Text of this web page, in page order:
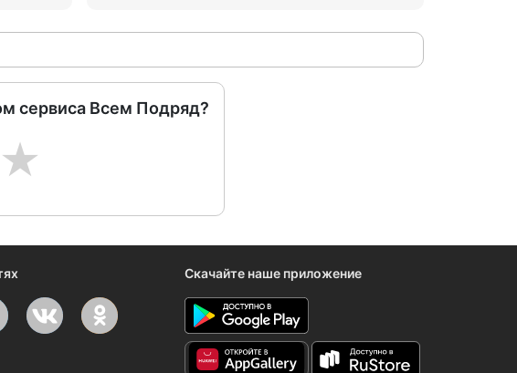
сервиса Всем Подряд?
5
Скачайте наше приложение